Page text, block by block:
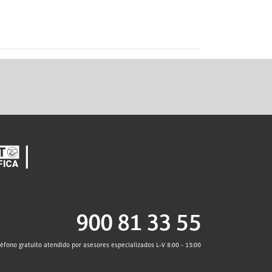
900 81 33 55
gratuito atendido por asesores especializados L-V 8:00 - 15:00